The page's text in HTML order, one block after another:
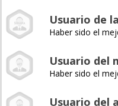
Usuario de
Haber sido el
Usuario del
Haber sido el
Usuario del